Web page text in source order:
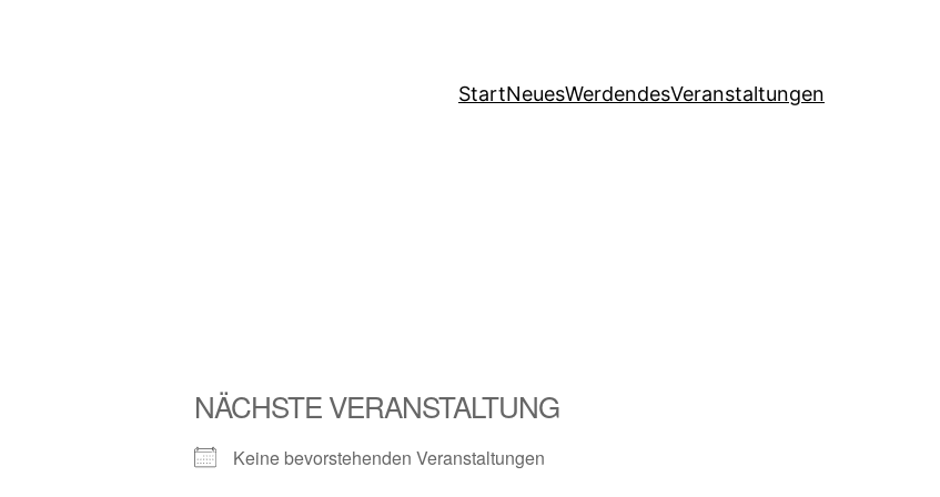
StartNeuesWerdendesVeranstaltungen
NÄCHSTE VERANSTALTUNG
Keine bevorstehenden Veranstaltungen